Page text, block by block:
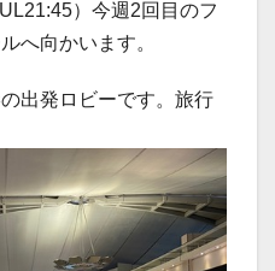
）今週2回目のフ
へ向かいます。
出発ロビーです。旅行